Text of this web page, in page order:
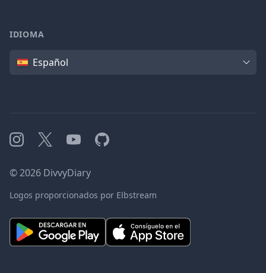
IDIOMA
IdiomaEspañol
Instagram
X YouTubeGitHub
©2026 DivvyDiary
Logos proporcionados por Elbstream